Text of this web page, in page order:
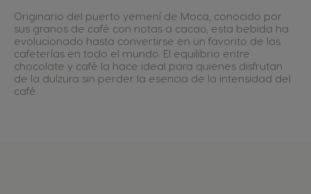
Originario del puerto yemení de Moca, conocido por
sus granos de café con notas a cacao, esta bebida ha
evolucionado hasta convertirse en un favorito de las
cafeterías en todo el mundo. El equilibrio entre
chocolate y café la hace ideal para quienes disfrutan
de la dulzura sin perder la esencia de la intensidad del
café.